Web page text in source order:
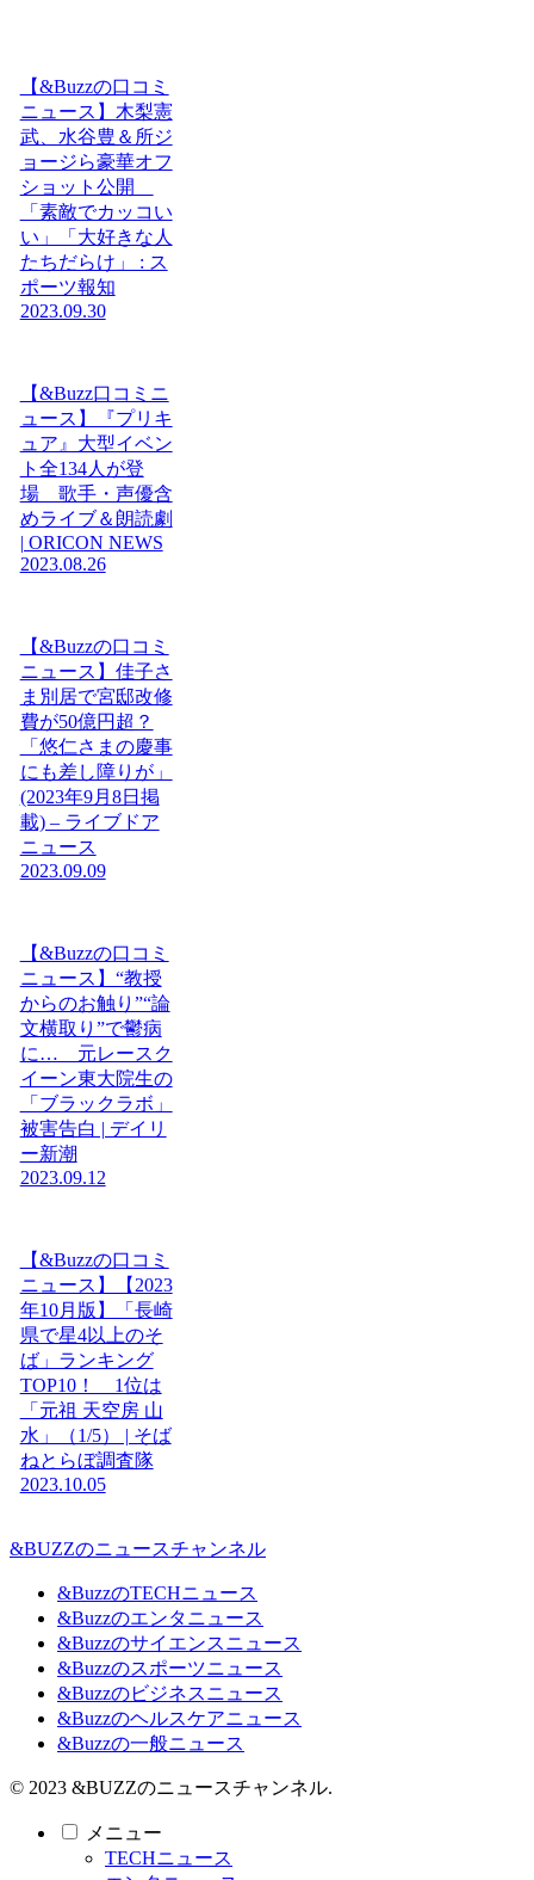
【&Buzzの口コミ
ニュース】木梨憲
武、水谷豊＆所ジ
ョージら豪華オフ
ショット公開
「素敵でカッコい
い」「大好きな人
たちだらけ」 : ス
ポーツ報知
2023.09.30
【&Buzz口コミニ
ュース】『プリキ
ュア』大型イベン
ト全134人が登
場 歌手・声優含
めライブ＆朗読劇
| ORICON NEWS
2023.08.26
【&Buzzの口コミ
ニュース】佳子さ
ま別居で宮邸改修
費が50億円超？
「悠仁さまの慶事
にも差し障りが」
(2023年9月8日掲
載) – ライブドア
ニュース
2023.09.09
【&Buzzの口コミ
ニュース】“教授
からのお触り”“論
文横取り”で鬱病
に… 元レースク
イーン東大院生の
「ブラックラボ」
被害告白 | デイリ
ー新潮
2023.09.12
【&Buzzの口コミ
ニュース】【2023
年10月版】「長崎
県で星4以上のそ
ば」ランキング
TOP10！ 1位は
「元祖 天空房 山
水」（1/5） | そば
ねとらぼ調査隊
2023.10.05
&BUZZのニュースチャンネル
&BuzzのTECHニュース
&Buzzのエンタニュース
&Buzzのサイエンスニュース
&Buzzのスポーツニュース
&Buzzのビジネスニュース
&Buzzのヘルスケアニュース
&Buzzの一般ニュース
© 2023 &BUZZのニュースチャンネル.
メニュー
TECHニュース